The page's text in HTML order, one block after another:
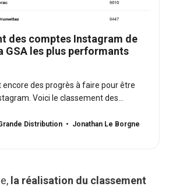
des comptes Instagram de
GSA les plus performants
encore des progrès à faire pour être
Voici le classement des
Distribution Jonathan Le Borgne
la réalisation du classement